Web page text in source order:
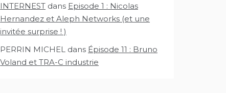
INTERNEST dans Episode 1 : Nicolas
Hernandez et Aleph Networks (et une
invitée surprise ! )
PERRIN MICHEL dans Épisode 11 : Bruno
Voland et TRA-C industrie